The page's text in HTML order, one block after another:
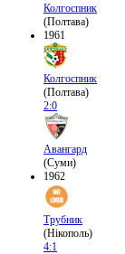
Колгоспник
(Полтава)
1961
Колгоспник
(Полтава)
2:0
Авангард
(Суми)
1962
Трубник
(Нікополь)
4:1